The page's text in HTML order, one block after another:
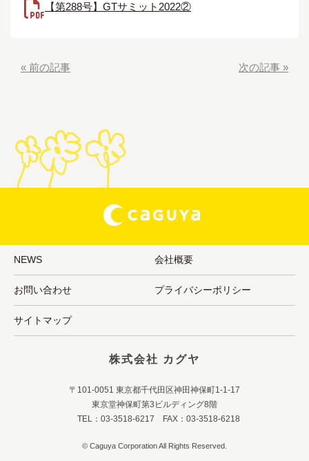
【第288号】GTサミット2022②
« 前の記事 次の記事 »
NEWS 会社概要
お問い合わせ プライバシーポリシー
サイトマップ
株式会社 カグヤ
〒101-0051 東京都千代田区神田神保町1-1-17
東京堂神保町第3ビルディング8階
TEL：03-3518-6217 FAX：03-3518-6218
© Caguya Corporation All Rights Reserved.